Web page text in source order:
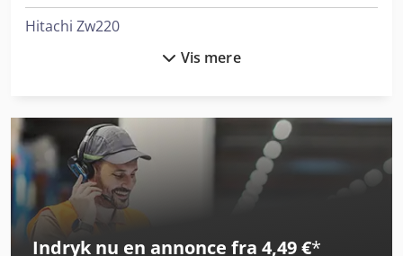
Hitachi Zw220
Hitachi Zw370-6
Hitachi Zw75-6
Hitachi Zw95-6
Hitachi Zx10U-6
Vis mere
Indryk nu en annonce fra 4,49 €*